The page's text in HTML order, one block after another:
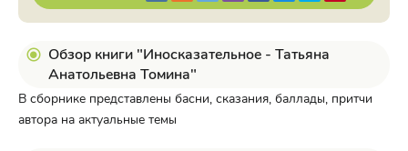
Обзор книги "Иносказательное - Татьяна
Анатольевна Томина"
В сборнике представлены басни, сказания, баллады, притчи
автора на актуальные темы